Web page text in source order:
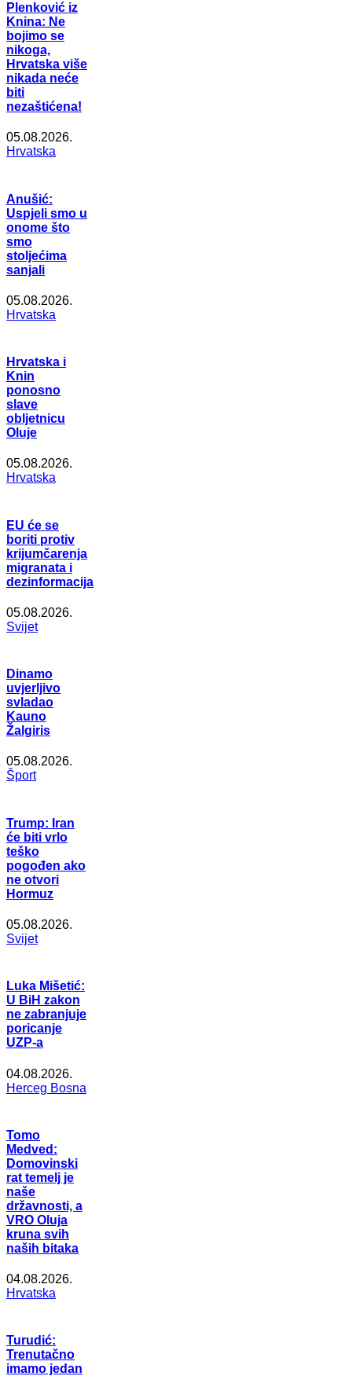
Plenković iz
Knina: Ne
bojimo se
nikoga,
Hrvatska više
nikada neće
biti
nezaštićena!
05.08.2026.
Hrvatska
Anušić:
Uspjeli smo u
onome što
smo
stoljećima
sanjali
05.08.2026.
Hrvatska
Hrvatska i
Knin
ponosno
slave
obljetnicu
Oluje
05.08.2026.
Hrvatska
EU će se
boriti protiv
krijumčarenja
migranata i
dezinformacija
05.08.2026.
Svijet
Dinamo
uvjerljivo
svladao
Kauno
Žalgiris
05.08.2026.
Šport
Trump: Iran
će biti vrlo
teško
pogođen ako
ne otvori
Hormuz
05.08.2026.
Svijet
Luka Mišetić:
U BiH zakon
ne zabranjuje
poricanje
UZP-a
04.08.2026.
Herceg Bosna
Tomo
Medved:
Domovinski
rat temelj je
naše
državnosti, a
VRO Oluja
kruna svih
naših bitaka
04.08.2026.
Hrvatska
Turudić:
Trenutačno
imamo jedan